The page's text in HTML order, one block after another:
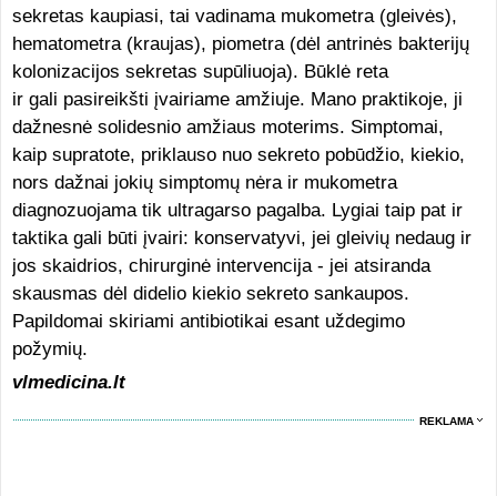
sekretas kaupiasi, tai vadinama mukometra (gleivės),
hematometra (kraujas), piometra (dėl antrinės bakterijų
kolonizacijos sekretas supūliuoja). Būklė reta
ir gali pasireikšti įvairiame amžiuje. Mano praktikoje, ji
dažnesnė solidesnio amžiaus moterims. Simptomai,
kaip supratote, priklauso nuo sekreto pobūdžio, kiekio,
nors dažnai jokių simptomų nėra ir mukometra
diagnozuojama tik ultragarso pagalba. Lygiai taip pat ir
taktika gali būti įvairi: konservatyvi, jei gleivių nedaug ir
jos skaidrios, chirurginė intervencija - jei atsiranda
skausmas dėl didelio kiekio sekreto sankaupos.
Papildomai skiriami antibiotikai esant uždegimo
požymių.
vlmedicina.lt
REKLAMA